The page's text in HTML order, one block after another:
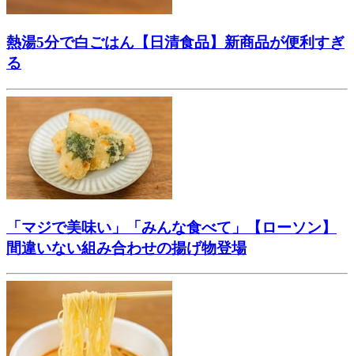
熱湯5分で白ごはん【日清食品】新商品が便利すぎ
る
「マジで美味い」「みんな食べて」【ローソン】
間違いない組み合わせの揚げ物登場